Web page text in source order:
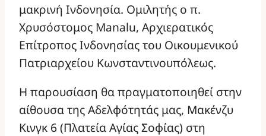
μακρινή Ινδονησία. Ομιλητής ο π.
Χρυσόστομος Manalu, Αρχιερατικός
Επίτροπος Ινδονησίας του Οικουμενικού
Πατριαρχείου Κωνσταντινουπόλεως.
Η παρουσίαση θα πραγματοποιηθεί στην
αίθουσα της Αδελφότητάς μας, Μακένζυ
Κινγκ 6 (Πλατεία Αγίας Σοφίας) στη